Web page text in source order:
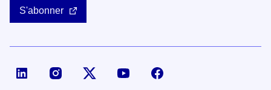
S'abonner
Page LinkedIn de la DGECompte X (ex-Twitter) de la DGE